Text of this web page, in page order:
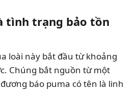
tình trạng bảo tồn
loài này bắt đầu từ khoảng
Chúng bắt nguồn từ một
báo puma có tên là linh